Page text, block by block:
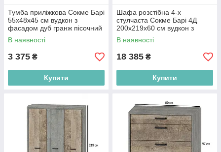
Тумба приліжкова Сокме Барі
55х48х45 см вудкон з
фасадом дуб гранж пісочний
на металевих ніжках
В наявності
3 375 ₴
Купити
Шафа розстібна 4-х
стулчаста Сокме Барі 4Д
200х219х60 см вудкон з
фасадом дуб гранж пісочний
в спальню
В наявності
18 385 ₴
Купити